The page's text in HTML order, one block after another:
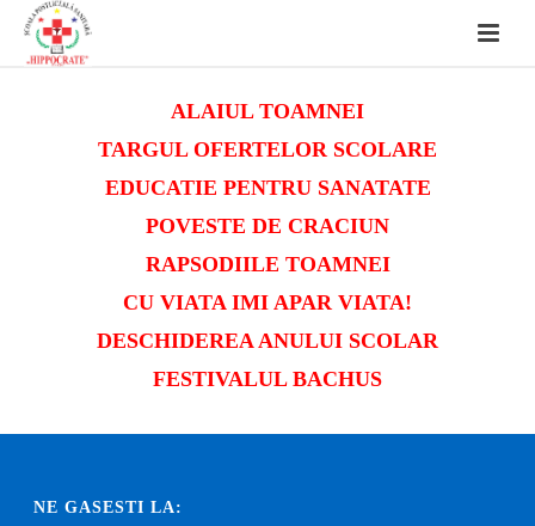
ALAIUL TOAMNEI
TARGUL OFERTELOR SCOLARE
EDUCATIE PENTRU SANATATE
POVESTE DE CRACIUN
RAPSODIILE TOAMNEI
CU VIATA IMI APAR VIATA!
DESCHIDEREA ANULUI SCOLAR
FESTIVALUL BACHUS
NE GASESTI LA: